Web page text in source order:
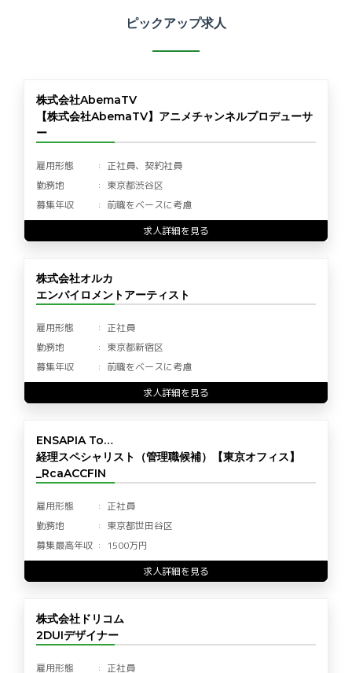
ピックアップ求人
株式会社AbemaTV
【株式会社AbemaTV】アニメチャンネルプロデューサ
ー
雇用形態
正社員、契約社員
勤務地
東京都渋谷区
募集年収
前職をベースに考慮
求人詳細を見る
株式会社オルカ
エンバイロメントアーティスト
雇用形態
正社員
勤務地
東京都新宿区
募集年収
前職をベースに考慮
求人詳細を見る
ENSAPIA To…
経理スペシャリスト（管理職候補）【東京オフィス】
_RcaACCFIN
雇用形態
正社員
勤務地
東京都世田谷区
募集最高年収
1500万円
求人詳細を見る
株式会社ドリコム
2DUIデザイナー
雇用形態 正社員